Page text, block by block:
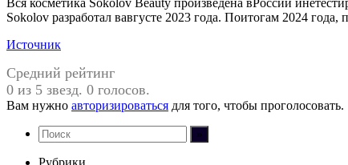
Sokolov разработал вавгусте 2023 года. Поитогам 2024
Источник
Средний рейтинг
0 из 5 звезд. 0 голосов.
Вам нужно авторизироваться для того, чтобы проголосовать.
Рубрики